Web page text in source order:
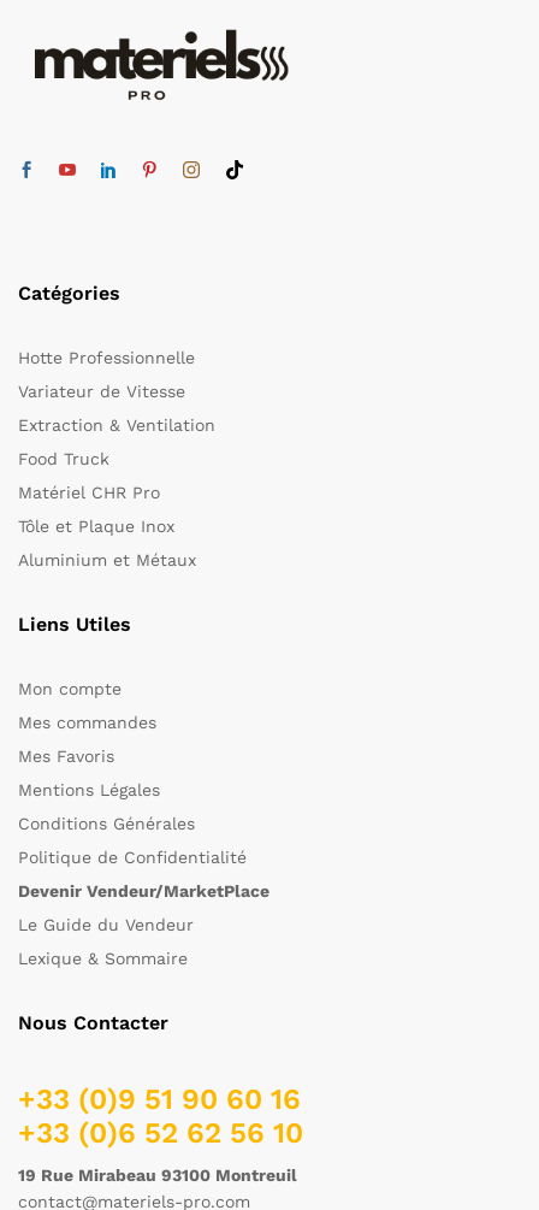
Catégories
Hotte Professionnelle
Variateur de Vitesse
Extraction & Ventilation
Food Truck
Matériel CHR Pro
Tôle et Plaque Inox
Aluminium et Métaux
Liens Utiles
Mon compte
Mes commandes
Mes Favoris
Mentions Légales
Conditions Générales
Politique de Confidentialité
Devenir Vendeur/MarketPlace
Le Guide du Vendeur
Lexique & Sommaire
Nous Contacter
+33 (0)9 51 90 60 16
+33 (0)6 52 62 56 10
19 Rue Mirabeau 93100 Montreuil
contact@materiels-pro.com